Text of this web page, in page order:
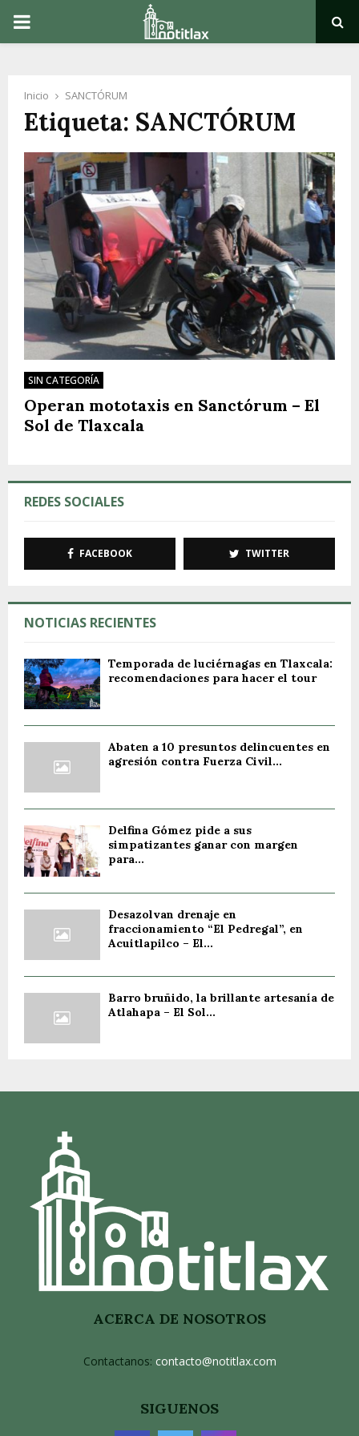
PRIMARY
Inicio SANCTÓRUM
Etiqueta: SANCTÓRUM
SIN CATEGORÍA
Operan mototaxis en Sanctórum – El
Sol de Tlaxcala
REDES SOCIALES
FACEBOOK TWITTER
NOTICIAS RECIENTES
Temporada de luciérnagas en Tlaxcala:
recomendaciones para hacer el tour
Abaten a 10 presuntos delincuentes en
agresión contra Fuerza Civil...
Delfina Gómez pide a sus
simpatizantes ganar con margen
para...
Desazolvan drenaje en
fraccionamiento “El Pedregal”, en
Acuitlapilco – El...
Barro bruñido, la brillante artesanía de
Atlahapa – El Sol...
ACERCA DE NOSOTROS
Contactanos: contacto@notitlax.com
SIGUENOS